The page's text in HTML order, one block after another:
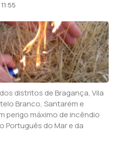
11:55
distritos de Bragança, Vila
Branco, Santarém e
perigo máximo de incêndio
Português do Mar e da